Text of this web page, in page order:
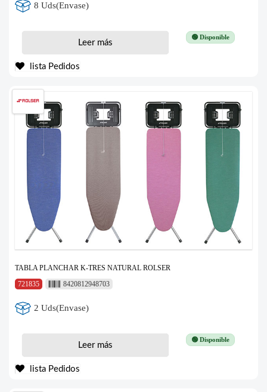
8 Uds(Envase)
🟢 Disponible
Leer más
lista Pedidos
TABLA PLANCHAR K-TRES NATURAL ROLSER
721835
8420812948703
2 Uds(Envase)
🟢 Disponible
Leer más
lista Pedidos